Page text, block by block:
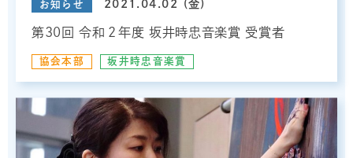
お知らせ 2021.04.02 (金)
第30回 令和２年度 坂井時忠音楽賞 受賞者
協会本部 坂井時忠音楽賞